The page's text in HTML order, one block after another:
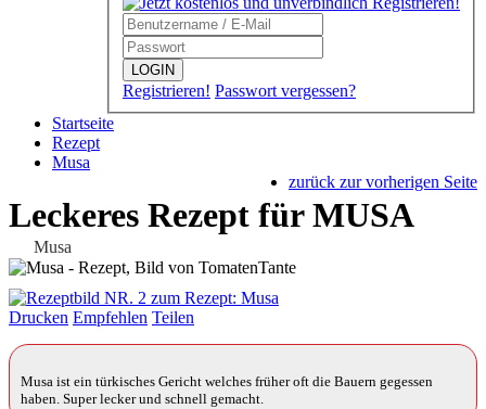
LOGIN
Registrieren! Passwort vergessen?
Startseite
Rezept
Musa
zurück zur vorherigen Seite
Leckeres Rezept fürMUSA
Musa
Drucken Empfehlen Teilen
Musa ist ein türkisches Gericht welches früher oft die Bauern gegessen
haben. Super lecker und schnell gemacht.